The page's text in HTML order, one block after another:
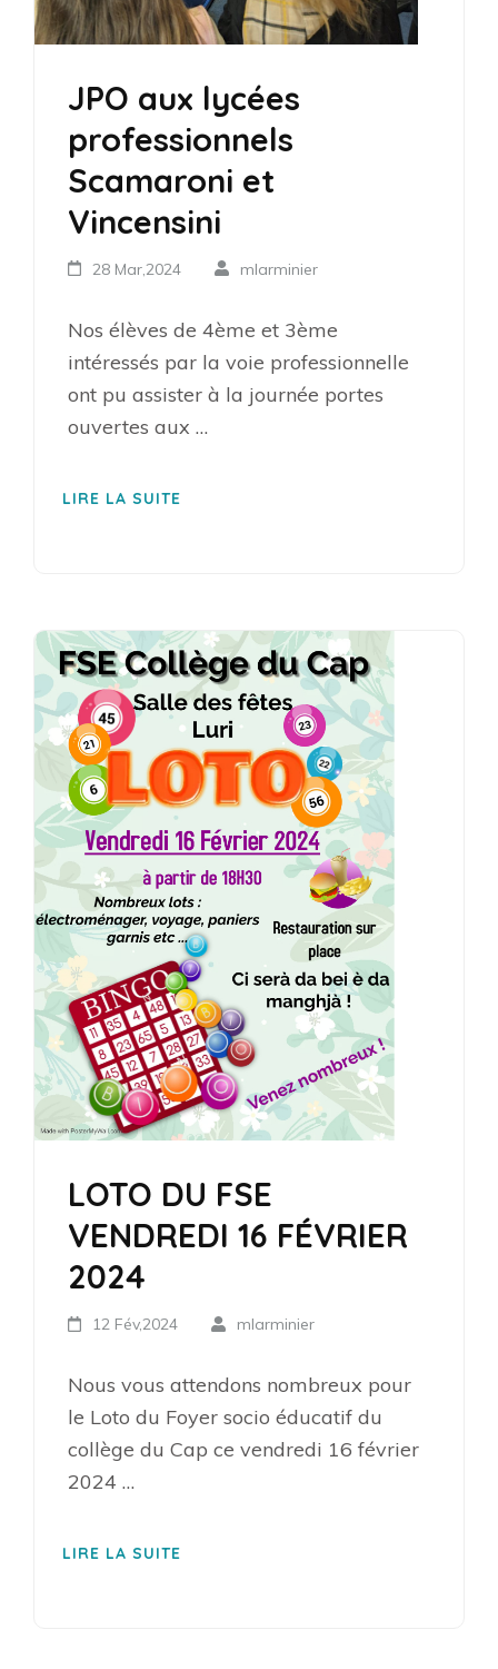
JPO aux lycées
professionnels
Scamaroni et
Vincensini
28 Mar,2024 mlarminier
Nos élèves de 4ème et 3ème
intéressés par la voie professionnelle
ont pu assister à la journée portes
ouvertes aux …
LIRE LA SUITE
LOTO DU FSE
VENDREDI 16 FÉVRIER
2024
12 Fév,2024 mlarminier
Nous vous attendons nombreux pour
le Loto du Foyer socio éducatif du
collège du Cap ce vendredi 16 février
2024 …
LIRE LA SUITE